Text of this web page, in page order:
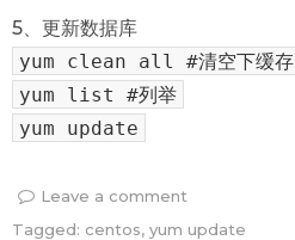
5、更新数据库
yum clean all #清空下缓存
yum list #列举
yum update
Leave a comment
Tagged: centos, yum update